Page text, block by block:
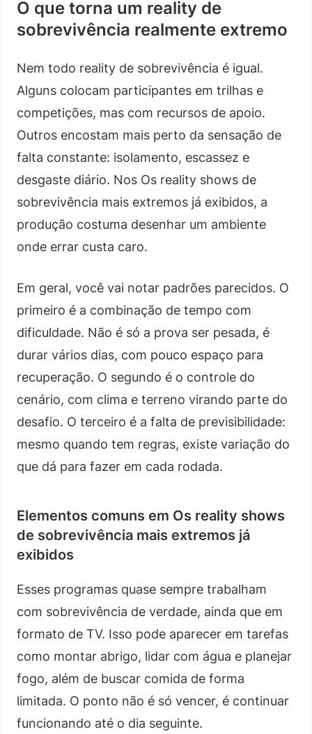
O que torna um reality de
sobrevivência realmente extremo
Nem todo reality de sobrevivência é igual.
Alguns colocam participantes em trilhas e
competições, mas com recursos de apoio.
Outros encostam mais perto da sensação de
falta constante: isolamento, escassez e
desgaste diário. Nos Os reality shows de
sobrevivência mais extremos já exibidos, a
produção costuma desenhar um ambiente
onde errar custa caro.
Em geral, você vai notar padrões parecidos. O
primeiro é a combinação de tempo com
dificuldade. Não é só a prova ser pesada, é
durar vários dias, com pouco espaço para
recuperação. O segundo é o controle do
cenário, com clima e terreno virando parte do
desafio. O terceiro é a falta de previsibilidade:
mesmo quando tem regras, existe variação do
que dá para fazer em cada rodada.
Elementos comuns em Os reality shows
de sobrevivência mais extremos já
exibidos
Esses programas quase sempre trabalham
com sobrevivência de verdade, ainda que em
formato de TV. Isso pode aparecer em tarefas
como montar abrigo, lidar com água e planejar
fogo, além de buscar comida de forma
limitada. O ponto não é só vencer, é continuar
funcionando até o dia seguinte.